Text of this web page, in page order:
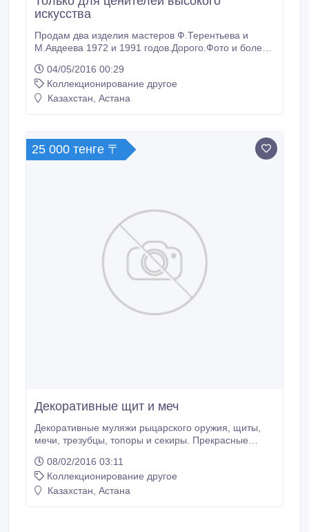
искусства
Продам два изделия мастеров Ф.Терентьева и
М.Авдеева 1972 и 1991 годов.Дорого.Фото и более
изделиям.Шикарный подарок уважаемому
человеку.Отвечу на все вопросы по эл.почте:
gladvi1960@gmail.com.
04/05/2016 00:29
Коллекционирование другое
Казахстан, Астана
25 000 тенге 〒
Декоративные щит и меч
Декоративные муляжи рыцарского оружия, щиты,
мечи, трезубцы, топоры и секиры. Прекрасные
мужчине..
08/02/2016 03:11
Коллекционирование другое
Казахстан, Астана